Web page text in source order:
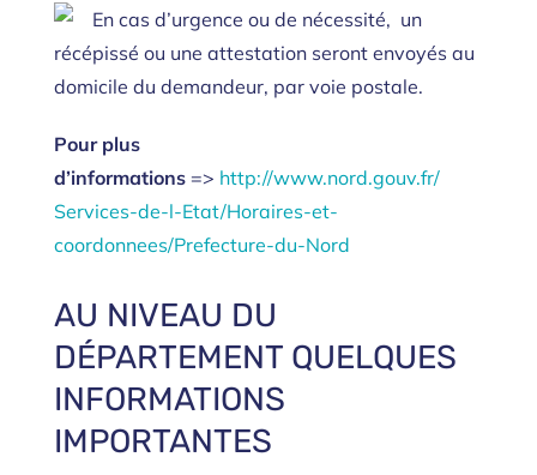
En cas d’urgence ou de nécessité, un
récépissé ou une attestation seront envoyés au
domicile du demandeur, par voie postale.
Pour plus
d’informations => http://www.nord.gouv.fr/
Services-de-l-Etat/Horaires-et-
coordonnees/Prefecture-du-Nord
AU NIVEAU DU
DÉPARTEMENT QUELQUES
INFORMATIONS
IMPORTANTES